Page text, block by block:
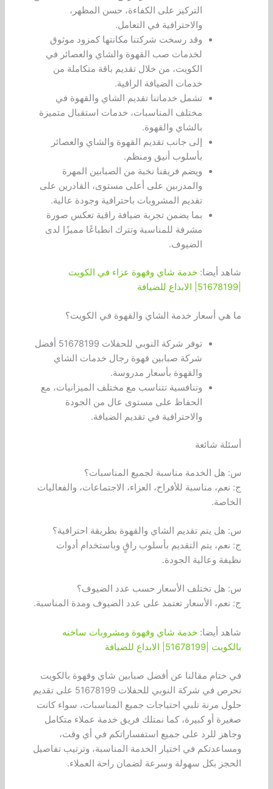
التركيز على الكفاءة، حسن المظهر،
والاحترافية في التعامل.
وقد رسخت شركتنا مكانتها كمزود موثوق
لخدمات صب القهوة والشاي والعصائر في
الكويت، من خلال تقديم باقة متكاملة من
خدمات الضيافة الراقية.
تشمل خدماتنا تقديم الشاي والقهوة في
مختلف المناسبات، خدمات استقبال متميزة
بالشاي والقهوة.
إلى جانب تقديم القهوة والشاي والعصائر
بأسلوب أنيق ومنظم.
ويضم فريقنا نخبة من الصبابين المهرة
والمدربين على أعلى مستوى، القادرين على
تقديم المشروبات باحترافية وجودة عالية.
بما يضمن تجربة ضيافة راقية تعكس صورة
مشرفة للمناسبة وتترك انطباعًا مميزًا لدى
الضيوف.
شاهد أيضا:خدمة شاي وقهوة عزاء في الكويت
|51678199| الابداع للضيافة
ما هي أسعار خدمة الشاي والقهوة في الكويت؟
توفر شركة النوبي للحفلات 51678199 أفضل
شركة صبابين قهوة رجال خدمات الشاي
والقهوة بأسعار مدروسة.
وتنافسية تتناسب مع مختلف الميزانيات، مع
الحفاظ على مستوى عال من الجودة
والاحترافية في تقديم الضيافة.
أسئلة شائعة
س: هل الخدمة مناسبة لجميع المناسبات؟
ج: نعم، مناسبة للأفراح، العزاء، الاجتماعات، والفعاليات
الخاصة.
س: هل يتم تقديم الشاي والقهوة بطريقة احترافية؟
ج: نعم، يتم التقديم بأسلوب راقٍ وباستخدام أدوات
نظيفة وعالية الجودة.
س: هل تختلف الأسعار حسب عدد الضيوف؟
ج: نعم، الأسعار تعتمد على عدد الضيوف ومدة المناسبة.
شاهد أيضا:خدمة شاي وقهوة ومشروبات ساخنه
بالكويت |51678199| الابداع للضيافة
في ختام مقالنا عن أفضل صبابين شاي وقهوة بالكويت
نحرص في شركة النوبي للحفلات 51678199 على تقديم
حلول مرنة تلبي احتياجات جميع المناسبات، سواء كانت
صغيرة أو كبيرة، كما نمتلك فريق خدمة عملاء متكامل
وجاهز للرد على جميع استفساراتكم في أي وقت،
ومساعدتكم في اختيار الخدمة المناسبة، وترتيب تفاصيل
الحجز بكل سهولة وسرعة لضمان راحة العملاء.